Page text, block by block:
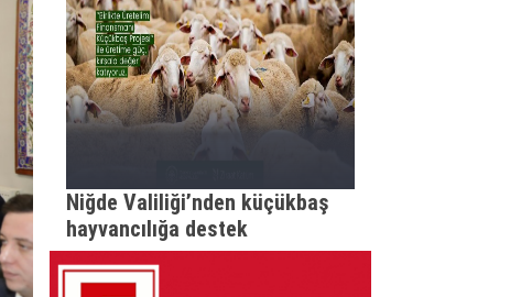
Niğde Valiliği’nden küçükbaş
hayvancılığa destek